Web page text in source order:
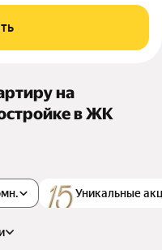
на
в ЖК
Уникальные